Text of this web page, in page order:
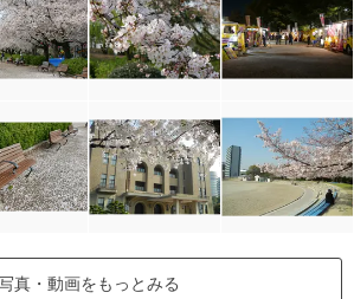
真・動画をもっとみる